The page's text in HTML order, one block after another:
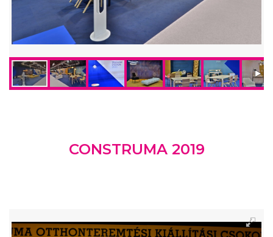
CONSTRUMA 2019